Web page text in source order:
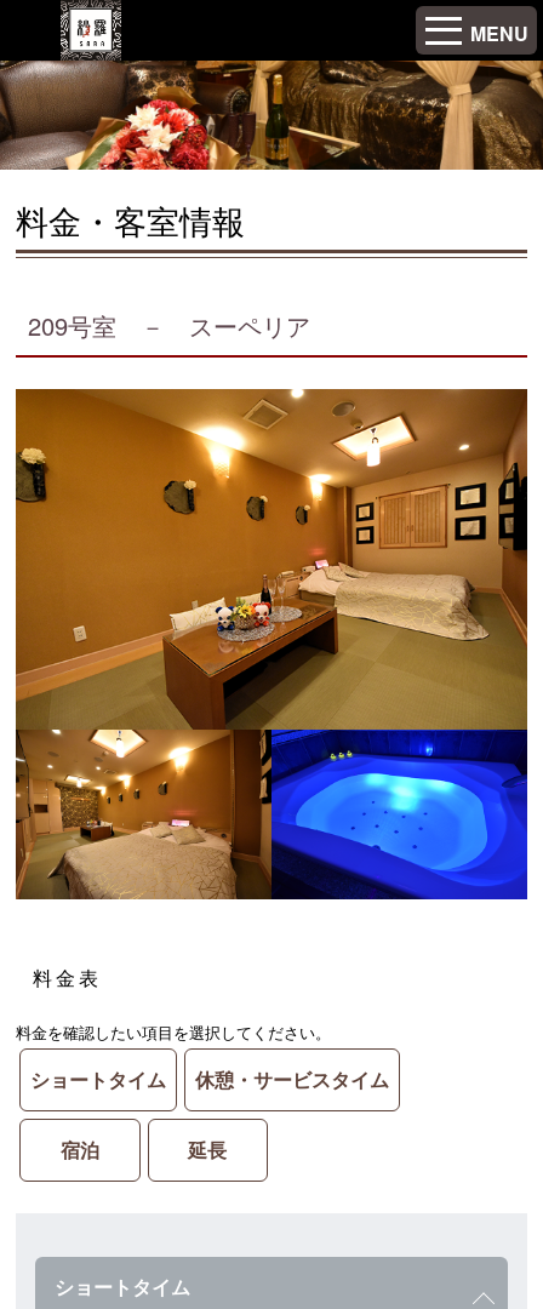
MENU
料金・客室情報
209号室 － スーペリア
料金表
料金を確認したい項目を選択してください。
ショートタイム 休憩・サービスタイム
宿泊 延長
ショートタイム